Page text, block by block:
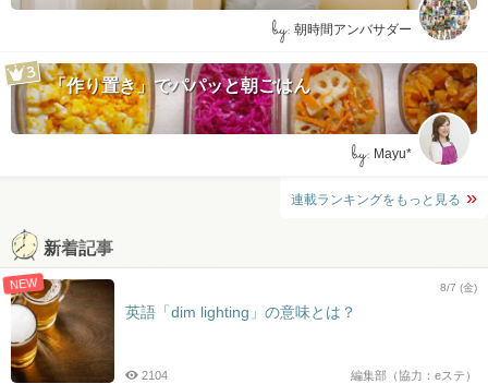
by: 朝時間アンバサダー
「作り置き」でパパッと朝ごはん
by: Mayu*
連載ランキングをもっと見る
新着記事
NEW 8/7 (金)
英語「dim lighting」の意味とは？
編集部（協力：eステ）
2104